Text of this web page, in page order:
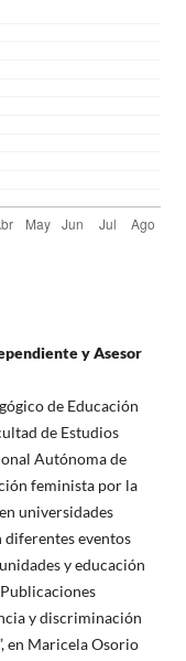
y Asesor
de Educación
de Estudios
Autónoma de
feminista por la
universidades
diferentes eventos
y educación
y discriminación
en Maricela Osorio